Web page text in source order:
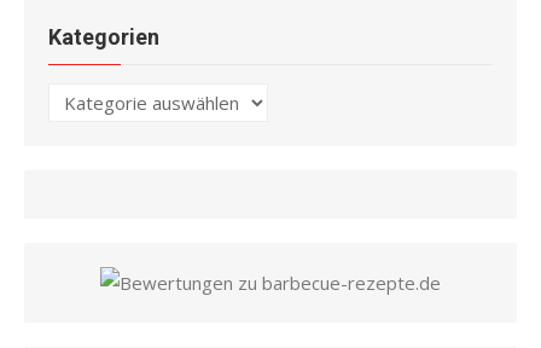
Kategorien
Kategorien